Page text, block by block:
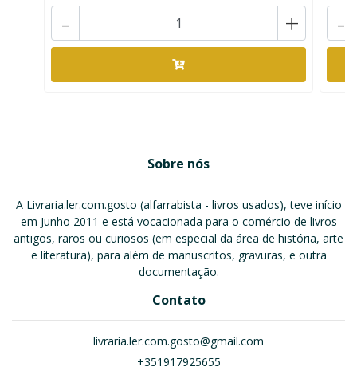
+
- -
Sobre nós
A Livraria.ler.com.gosto (alfarrabista - livros usados), teve início
em Junho 2011 e está vocacionada para o comércio de livros
antigos, raros ou curiosos (em especial da área de história, arte
e literatura), para além de manuscritos, gravuras, e outra
documentação.
Contato
livraria.ler.com.gosto@gmail.com
+351917925655